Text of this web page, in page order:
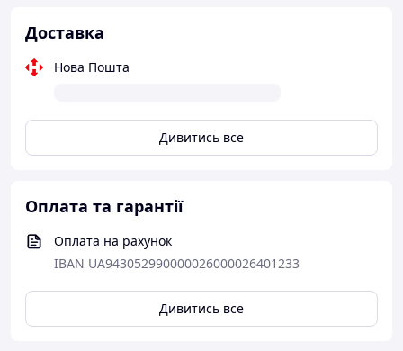
Доставка
Нова Пошта
Дивитись все
Оплата та гарантії
Оплата на рахунок
IBAN UA943052990000026000026401233
Дивитись все